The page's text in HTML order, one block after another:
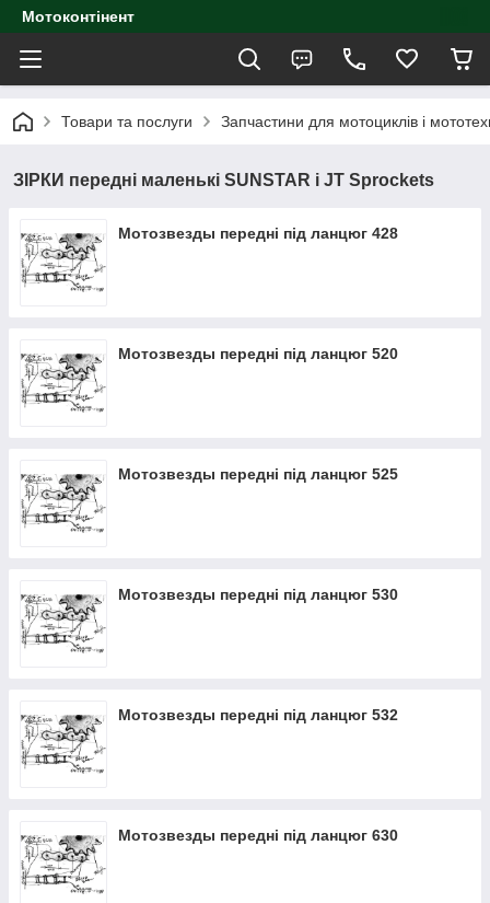
Мотоконтінент
Товари та послуги Запчастини для мотоциклів і
ЗІРКИ передні маленькі SUNSTAR і JT Sprockets
Мотозвезды передні під ланцюг 428
Мотозвезды передні під ланцюг 520
Мотозвезды передні під ланцюг 525
Мотозвезды передні під ланцюг 530
Мотозвезды передні під ланцюг 532
Мотозвезды передні під ланцюг 630